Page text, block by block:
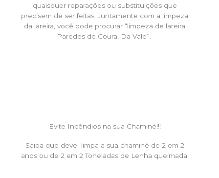
quaisquer reparações ou substituições que
precisem de ser feitas. Juntamente com a limpeza
da lareira, você pode procurar “limpeza de lareira
Paredes de Coura, Da Vale”.
Evite Incêndios na sua Chaminé!!!
Saiba que deve limpa a sua chaminé de 2 em 2
anos ou de 2 em 2 Toneladas de Lenha queimada.